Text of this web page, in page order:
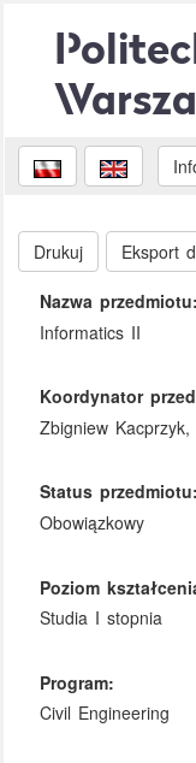
Drukuj Eksport
Nazwa przedmiotu:
Informatics II
Koordynator
Zbigniew
Status przedmiotu:
Obowiązkowy
Poziom
Studia I stopnia
Program:
Civil Engineering